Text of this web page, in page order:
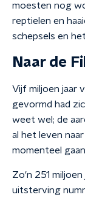
moesten nog
reptielen en
schepsels en
Naar de
Vijf miljoen jaar
gevormd had
weet wel; de
al het leven
momenteel
Zo'n 251
uitsterving